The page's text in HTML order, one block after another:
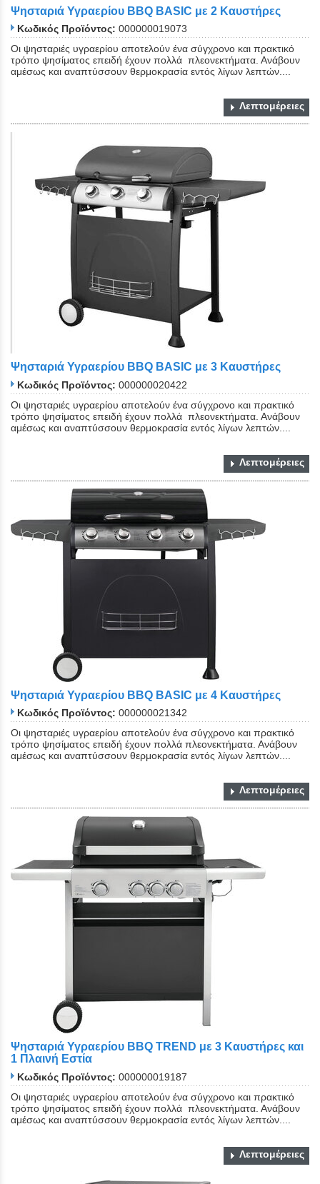
Ψησταριά Υγραερίου BBQ BASIC με 2 Καυστήρες
Κωδικός Προϊόντος: 000000019073
Οι ψησταριές υγραερίου αποτελούν ένα σύγχρονο και πρακτικό
τρόπο ψησίματος επειδή έχουν πολλά πλεονεκτήματα. Ανάβουν
αμέσως και αναπτύσσουν θερμοκρασία εντός λίγων λεπτών....
Λεπτομέρειες
Ψησταριά Υγραερίου BBQ BASIC με 3 Καυστήρες
Κωδικός Προϊόντος: 000000020422
Οι ψησταριές υγραερίου αποτελούν ένα σύγχρονο και πρακτικό
τρόπο ψησίματος επειδή έχουν πολλά πλεονεκτήματα. Ανάβουν
αμέσως και αναπτύσσουν θερμοκρασία εντός λίγων λεπτών....
Λεπτομέρειες
Ψησταριά Υγραερίου BBQ BASIC με 4 Καυστήρες
Κωδικός Προϊόντος: 000000021342
Οι ψησταριές υγραερίου αποτελούν ένα σύγχρονο και πρακτικό
τρόπο ψησίματος επειδή έχουν πολλά πλεονεκτήματα. Ανάβουν
αμέσως και αναπτύσσουν θερμοκρασία εντός λίγων λεπτών....
Λεπτομέρειες
Ψησταριά Υγραερίου BBQ TREND με 3 Καυστήρες και
1 Πλαινή Εστία
Κωδικός Προϊόντος: 000000019187
Οι ψησταριές υγραερίου αποτελούν ένα σύγχρονο και πρακτικό
τρόπο ψησίματος επειδή έχουν πολλά πλεονεκτήματα. Ανάβουν
αμέσως και αναπτύσσουν θερμοκρασία εντός λίγων λεπτών....
Λεπτομέρειες